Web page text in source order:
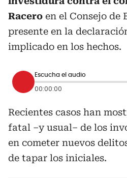
Racero en el Consejo de
presente en la
implicado en los hechos.
Escucha el audio
00:00:00
Recientes casos han
fatal –y usual– de los
en cometer nuevos
de tapar los iniciales.